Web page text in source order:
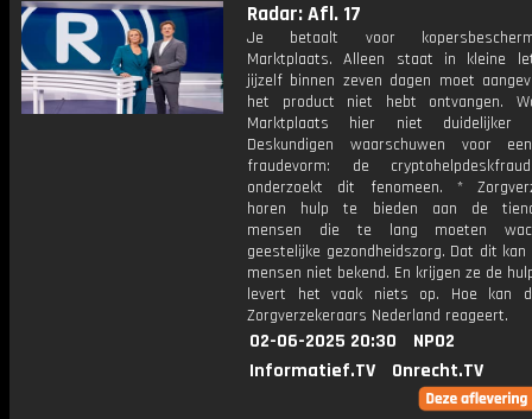
Radar: Afl. 17
Je betaalt voor
Marktplaats. Alleen staat in kleine
jijzelf binnen zeven dagen moet
het product niet hebt ontvangen.
Marktplaats hier niet
Deskundigen waarschuwen voor
fraudevorm: de
onderzoekt dit fenomeen. *
horen hulp te bieden aan de
mensen die te lang moeten
geestelijke gezondheidszorg. Dat dit
mensen niet bekend. En krijgen ze de
levert het vaak niets op. Hoe kan
Zorgverzekeraars Nederland reageert.
02-06-2025 20:30
NPO2
Informatief.TV
Onrecht.TV